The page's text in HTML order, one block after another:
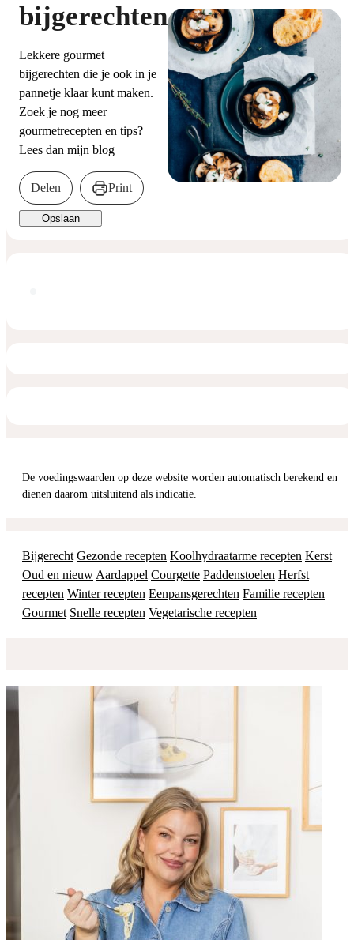
bijgerechten
Lekkere gourmet
bijgerechten die je ook in je
pannetje klaar kunt maken.
Zoek je nog meer
gourmetrecepten en tips?
Lees dan mijn blog
Delen Print
Opslaan
De voedingswaarden op deze website worden automatisch berekend en
dienen daarom uitsluitend als indicatie.
Bijgerecht Gezonde recepten Koolhydraatarme recepten Kerst
Oud en nieuw Aardappel Courgette Paddenstoelen Herfst
recepten Winter recepten Eenpansgerechten Familie recepten
Gourmet Snelle recepten Vegetarische recepten